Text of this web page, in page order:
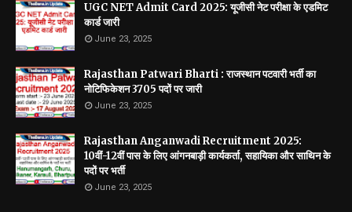
UGC NET Admit Card 2025: यूजीसी नेट परीक्षा के एडमिट
कार्ड जारी
June 23, 2025
Rajasthan Patwari Bharti : राजस्थान पटवारी भर्ती का
नोटिफिकेशन 3705 पदों पर जारी
June 23, 2025
Rajasthan Anganwadi Recruitment 2025:
10वीं-12वीं पास के लिए आंगनबाड़ी कार्यकर्ता, सहायिका और साथिन के
पदों पर भर्ती
June 23, 2025